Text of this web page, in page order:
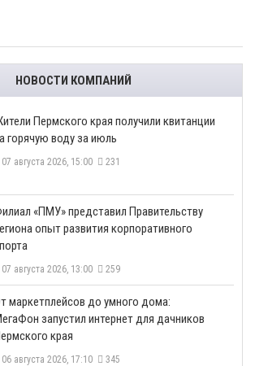
НОВОСТИ КОМПАНИЙ
Пермского края получили квитанции
горячую воду за июль
07 августа 2026, 15:00 231
«ПМУ» представил Правительству
опыт развития корпоративного
07 августа 2026, 13:00 259
маркетплейсов до умного дома:
запустил интернет для дачников
края
06 августа 2026, 17:10 345